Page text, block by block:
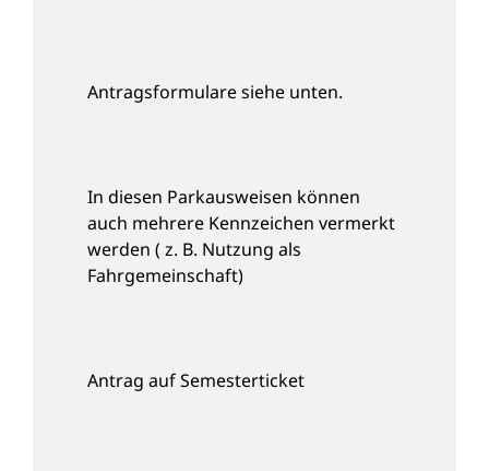
Antragsformulare siehe unten.
In diesen Parkausweisen können
auch mehrere Kennzeichen vermerkt
werden ( z. B. Nutzung als
Fahrgemeinschaft)
Antrag auf Semesterticket